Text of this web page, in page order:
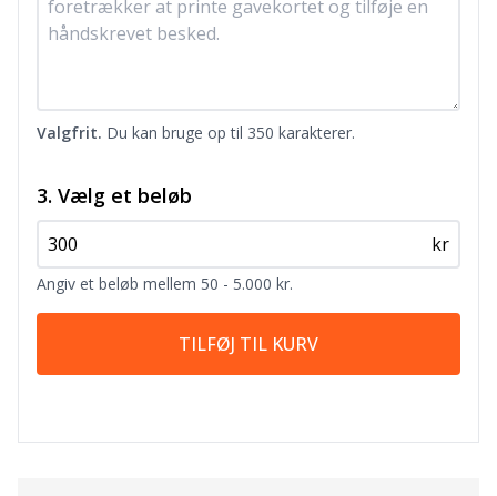
Valgfrit. Du kan bruge op til 350 karakterer.
3. Vælg et beløb
kr
Angiv et beløb mellem 50 - 5.000 kr.
TILFØJ TIL KURV